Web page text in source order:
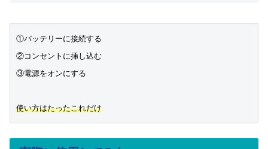
①バッテリーに接続する
②コンセントに挿し込む
③電源をオンにする
使い方はたったこれだけ